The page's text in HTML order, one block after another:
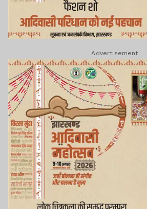
Advertisement